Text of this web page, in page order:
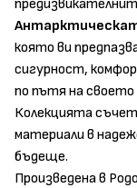
която ви
сигурност,
по пътя на своето
Колекцията
материали в
бъдеще.
Произведена в